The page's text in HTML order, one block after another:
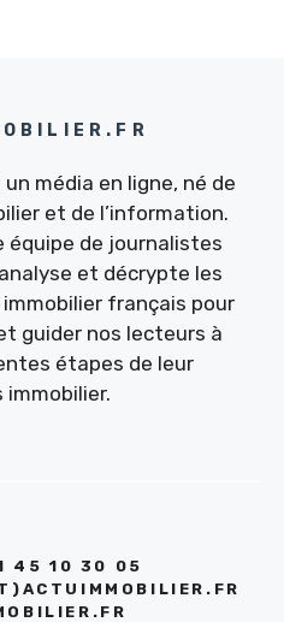
média en ligne, né de
et de l’information.
équipe de journalistes
et décrypte les
français pour
guider nos lecteurs à
étapes de leur
immobilier.
45 10 30 05